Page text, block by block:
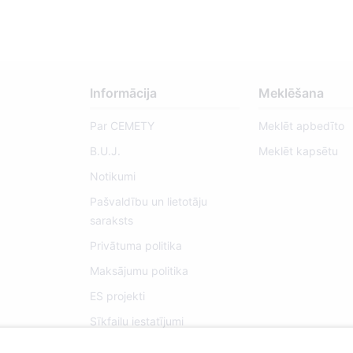
Informācija
Par CEMETY
B.U.J.
Notikumi
Pašvaldību un lietotāju
saraksts
Privātuma politika
Maksājumu politika
ES projekti
Sīkfailu iestatījumi
Meklēšana
Meklēt apbedīto
Meklēt kapsētu